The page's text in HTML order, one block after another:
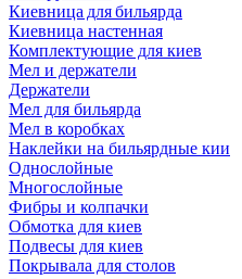
Киевница для бильярда
Киевница настенная
Комплектующие для киев
Мел и держатели
Держатели
Мел для бильярда
Мел в коробках
Наклейки на бильярдные кии
Однослойные
Многослойные
Фибры и колпачки
Обмотка для киев
Подвесы для киев
Покрывала для столов